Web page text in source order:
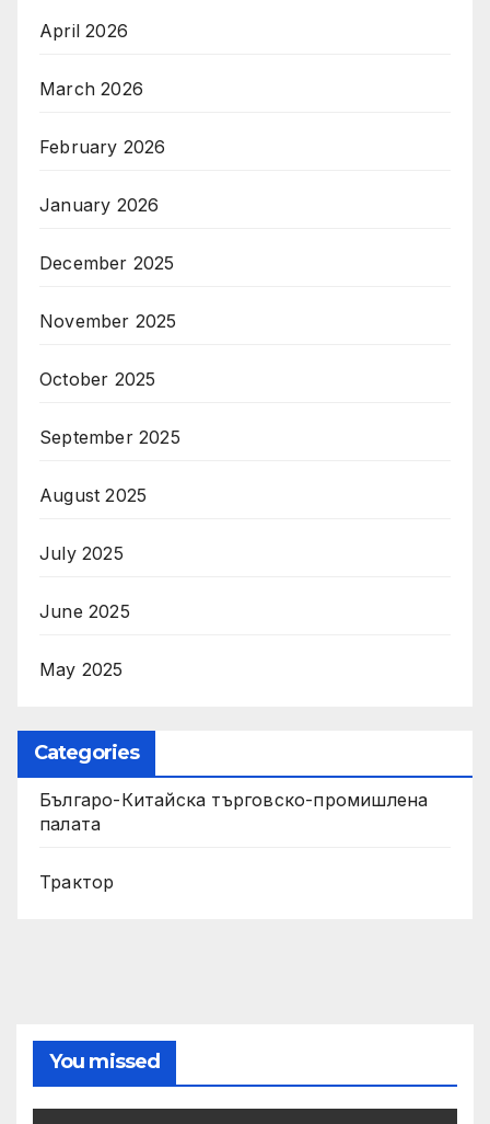
April 2026
March 2026
February 2026
January 2026
December 2025
November 2025
October 2025
September 2025
August 2025
July 2025
June 2025
May 2025
Categories
Българо-Китайска търговско-промишлена
палата
Трактор
You missed